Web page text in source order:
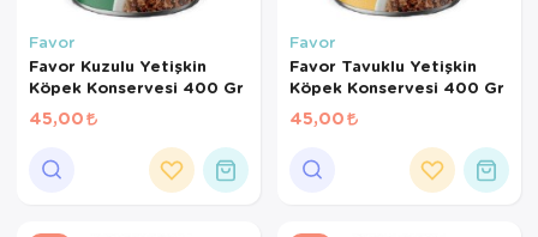
Favor
Favor Kuzulu Yetişkin
Köpek Konservesi 400 Gr
45,00
Favor
Favor Tavuklu Yetişkin
Köpek Konservesi 400 Gr
45,00